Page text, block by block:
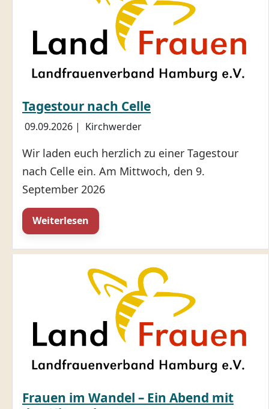
Tagestour nach Celle
09.09.2026 | Kirchwerder
Wir laden euch herzlich zu einer Tagestour
nach Celle ein. Am Mittwoch, den 9.
September 2026
Weiterlesen
Frauen im Wandel – Ein Abend mit